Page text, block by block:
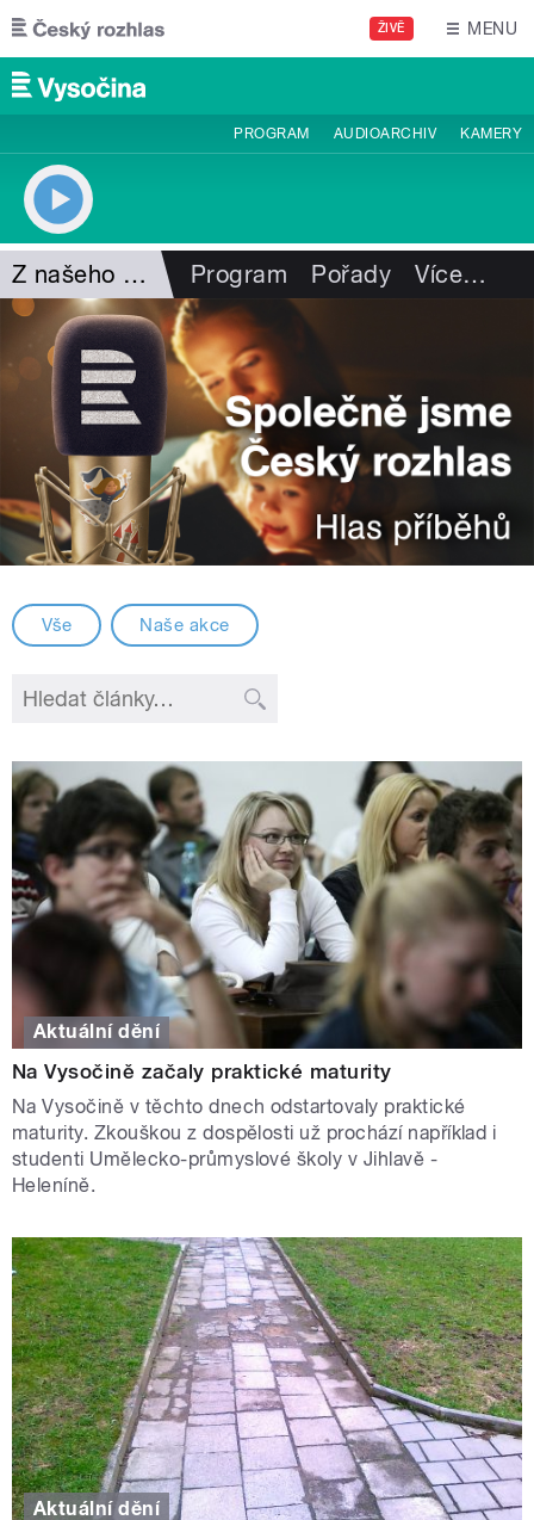
Přejít k hlavnímu obsahu
ŽIVĚ MENU
PROGRAM AUDIOARCHIV KAMERY
Z našeho vysílání Program Pořady Více…
Vše Naše akce
Aktuální dění
Na Vysočině začaly praktické maturity
Na Vysočině v těchto dnech odstartovaly praktické
maturity. Zkouškou z dospělosti už prochází například i
studenti Umělecko-průmyslové školy v Jihlavě -
Heleníně.
Aktuální dění